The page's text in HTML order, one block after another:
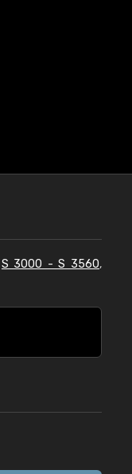
S 3000 - S 3560,